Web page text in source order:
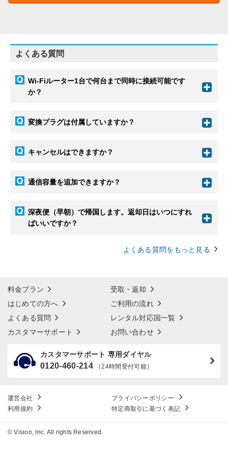
よくある質問
Wi-Fiルーター1台で何台まで同時に接続可能です
か？
変換プラグは付属していますか？
キャンセルはできますか？
通信容量を追加できますか？
深夜便（早朝）で帰国します。返却日はいつにすれ
ばいいですか？
よくある質問をもっと見る
料金プラン
受取・返却
はじめての方へ
ご利用の流れ
よくある質問
レンタル対応国一覧
カスタマーサポート
お問い合わせ
カスタマーサポート 専用ダイヤル
0120-460-214 （24時間受付可能）
運営会社
プライバシーポリシー
利用規約
特定商取引に基づく表記
© Vision, Inc. All rights Reserved.